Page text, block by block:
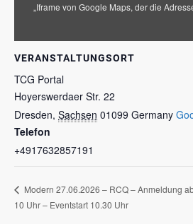
VERANSTALTUNGSORT
TCG Portal
Hoyerswerdaer Str. 22
Dresden, Sachsen 01099 Germany
Telefon
+4917632857191
„Iframe von Google Maps, der die
Modern 27.06.2026 – RCQ – Anmeldung
10 Uhr – Eventstart 10.30 Uhr